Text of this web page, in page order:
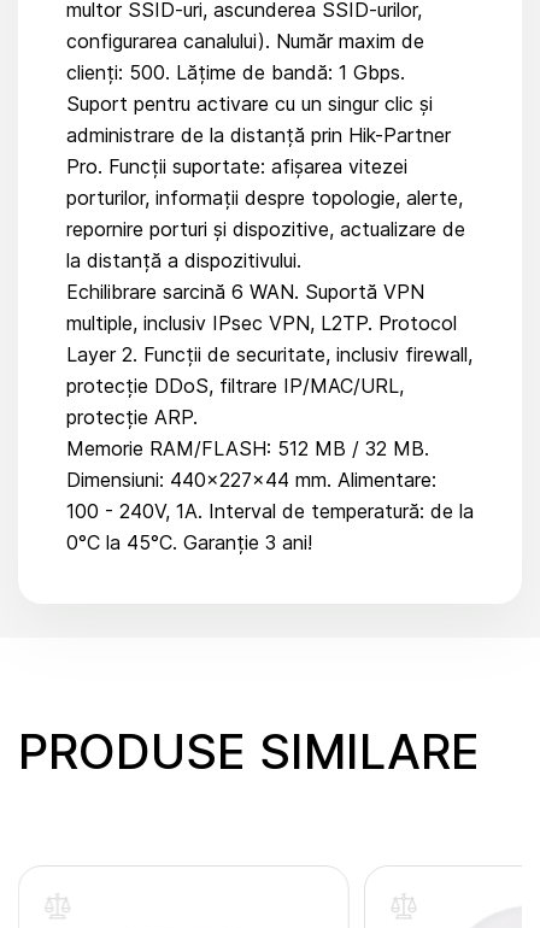
multor SSID-uri, ascunderea SSID-urilor,
configurarea canalului). Număr maxim de
clienți: 500. Lățime de bandă: 1 Gbps.
Suport pentru activare cu un singur clic și
administrare de la distanță prin Hik-Partner
Pro. Funcții suportate: afișarea vitezei
porturilor, informații despre topologie, alerte,
repornire porturi și dispozitive, actualizare de
la distanță a dispozitivului.
Echilibrare sarcină 6 WAN. Suportă VPN
multiple, inclusiv IPsec VPN, L2TP. Protocol
Layer 2. Funcții de securitate, inclusiv firewall,
protecție DDoS, filtrare IP/MAC/URL,
protecție ARP.
Memorie RAM/FLASH: 512 MB / 32 MB.
Dimensiuni: 440×227×44 mm. Alimentare:
100 - 240V, 1A. Interval de temperatură: de la
0°C la 45°C. Garanție 3 ani!
PRODUSE SIMILARE